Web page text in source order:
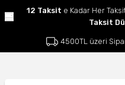
12 Taksit e Kadar Her
Taksit
4500TL üzeri